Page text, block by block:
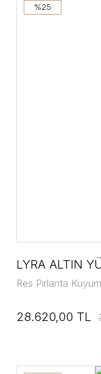
%25
LYRA ALTIN
Res Pırlanta
28.620,00 TL